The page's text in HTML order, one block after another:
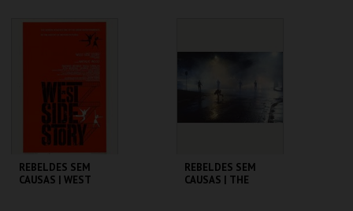
CINEMATECA
COMPRAR
REBELDES SEM
CAUSAS | WEST
REBELDES SEM
CAUSAS | THE